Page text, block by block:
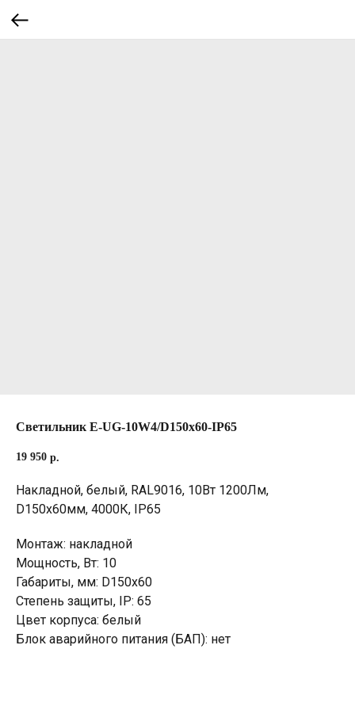
Светильник E-UG-10W4/D150x60-IP65
19 950 р.
Накладной, белый, RAL9016, 10Вт 1200Лм,
D150x60мм, 4000К, IP65
Монтаж: накладной
Мощность, Вт: 10
Габариты, мм: D150x60
Степень защиты, IP: 65
Цвет корпуса: белый
Блок аварийного питания (БАП): нет